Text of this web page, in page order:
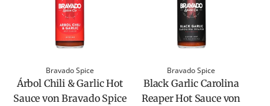
Bravado Spice
Árbol Chili & Garlic Hot
Sauce von Bravado Spice
Bravado Spice
Black Garlic Carolina
Reaper Hot Sauce von